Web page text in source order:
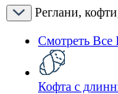
Реглани,
Смотреть Все
Кофта с